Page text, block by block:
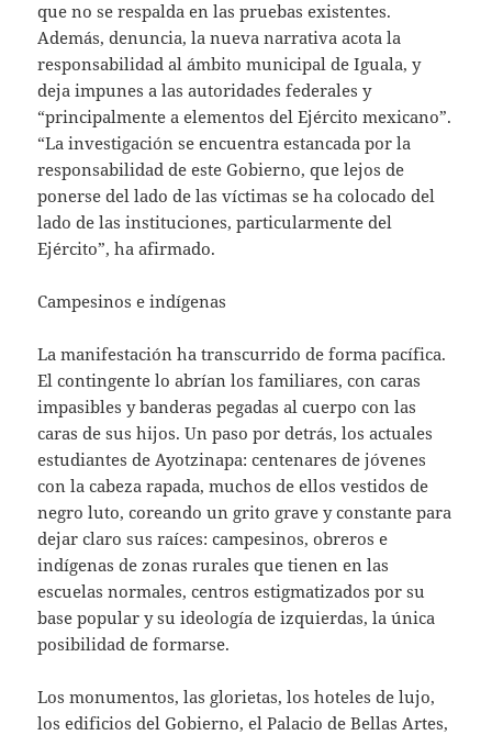
que no se respalda en las pruebas existentes.
Además, denuncia, la nueva narrativa acota la
responsabilidad al ámbito municipal de Iguala, y
deja impunes a las autoridades federales y
“principalmente a elementos del Ejército mexicano”.
“La investigación se encuentra estancada por la
responsabilidad de este Gobierno, que lejos de
ponerse del lado de las víctimas se ha colocado del
lado de las instituciones, particularmente del
Ejército”, ha afirmado.
Campesinos e indígenas
La manifestación ha transcurrido de forma pacífica.
El contingente lo abrían los familiares, con caras
impasibles y banderas pegadas al cuerpo con las
caras de sus hijos. Un paso por detrás, los actuales
estudiantes de Ayotzinapa: centenares de jóvenes
con la cabeza rapada, muchos de ellos vestidos de
negro luto, coreando un grito grave y constante para
dejar claro sus raíces: campesinos, obreros e
indígenas de zonas rurales que tienen en las
escuelas normales, centros estigmatizados por su
base popular y su ideología de izquierdas, la única
posibilidad de formarse.
Los monumentos, las glorietas, los hoteles de lujo,
los edificios del Gobierno, el Palacio de Bellas Artes,